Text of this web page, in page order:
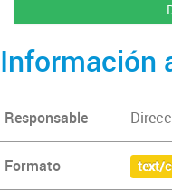
Información
Responsable
Formato text/